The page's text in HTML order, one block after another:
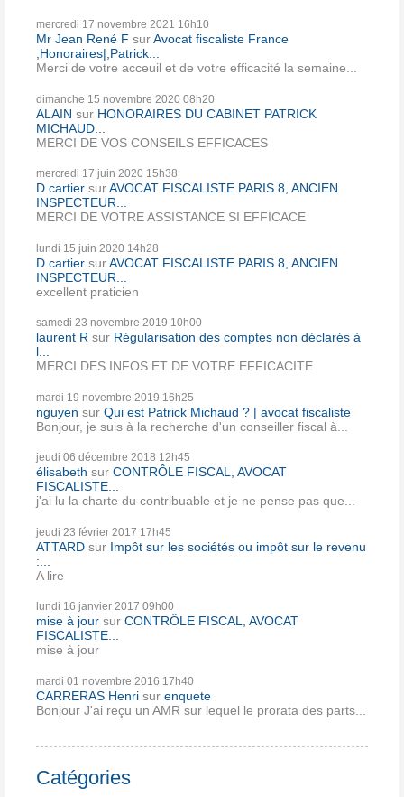
mercredi 17 novembre 2021 16h10
Mr Jean René F surAvocat fiscaliste France
,Honoraires|,Patrick...
Merci de votre acceuil et de votre efficacité la semaine...
dimanche 15 novembre 2020 08h20
ALAIN sur HONORAIRES DU CABINET PATRICK
MICHAUD...
MERCI DE VOS CONSEILS EFFICACES
mercredi 17 juin 2020 15h38
D cartier surAVOCAT FISCALISTE PARIS 8, ANCIEN
INSPECTEUR...
MERCI DE VOTRE ASSISTANCE SI EFFICACE
lundi 15 juin 2020 14h28
D cartier surAVOCAT FISCALISTE PARIS 8, ANCIEN
INSPECTEUR...
excellent praticien
samedi 23 novembre 2019 10h00
laurent R sur Régularisation des comptes non déclarés à
l...
MERCI DES INFOS ET DE VOTRE EFFICACITE
mardi 19 novembre 2019 16h25
nguyen sur Qui est Patrick Michaud ? | avocat fiscaliste
Bonjour, je suis à la recherche d'un conseiller fiscal à...
jeudi 06 décembre 2018 12h45
élisabeth sur CONTRÔLE FISCAL, AVOCAT
FISCALISTE...
j'ai lu la charte du contribuable et je ne pense pas que...
jeudi 23 février 2017 17h45
ATTARD sur Impôt sur les sociétés ou impôt sur le revenu
:...
A lire
lundi 16 janvier 2017 09h00
mise à jour sur CONTRÔLE FISCAL, AVOCAT
FISCALISTE...
mise à jour
mardi 01 novembre 2016 17h40
CARRERAS Henri sur enquete
Bonjour J'ai reçu un AMR sur lequel le prorata des parts...
Catégories